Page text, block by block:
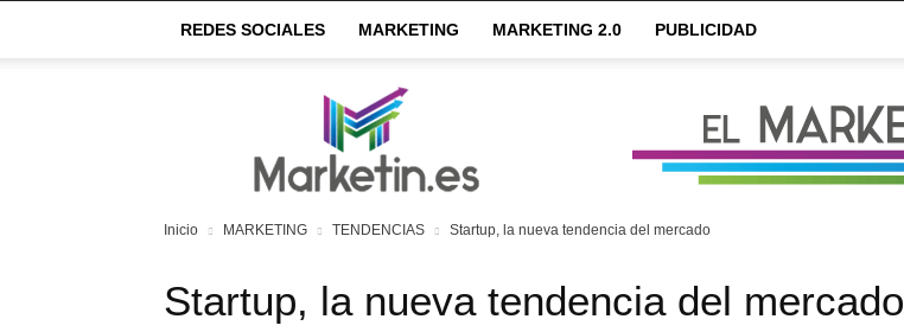
REDES SOCIALES MARKETING MARKETING 2.0 PUBLICIDAD
Inicio MARKETING TENDENCIAS Startup, la nueva tendencia del mercado
Startup, la nueva tendencia del mercado